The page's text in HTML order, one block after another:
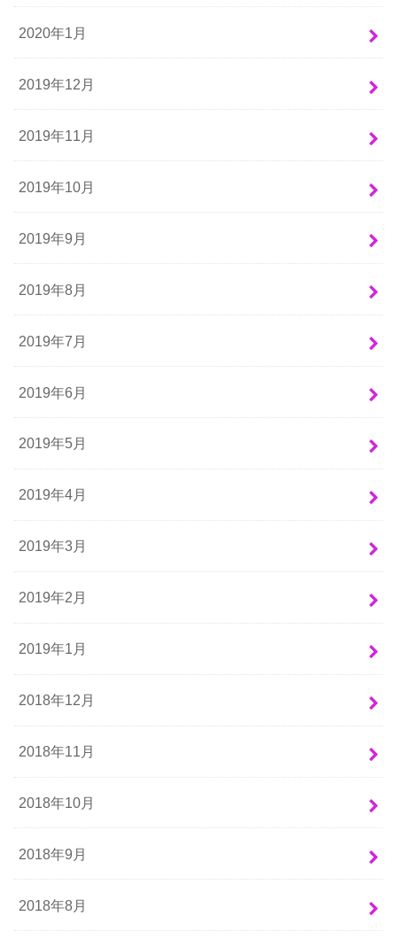
2020年1月
2019年12月
2019年11月
2019年10月
2019年9月
2019年8月
2019年7月
2019年6月
2019年5月
2019年4月
2019年3月
2019年2月
2019年1月
2018年12月
2018年11月
2018年10月
2018年9月
2018年8月